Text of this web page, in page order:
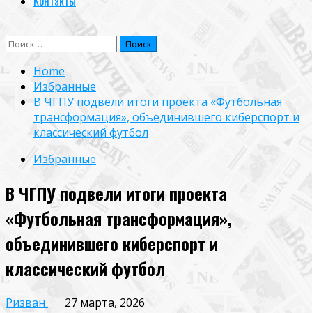
Найти:
Home
Избранные
В ЧГПУ подвели итоги проекта «Футбольная
трансформация», объединившего киберспорт и
классический футбол
Избранные
В ЧГПУ подвели итоги проекта
«Футбольная трансформация»,
объединившего киберспорт и
классический футбол
Ризван 27 марта, 2026